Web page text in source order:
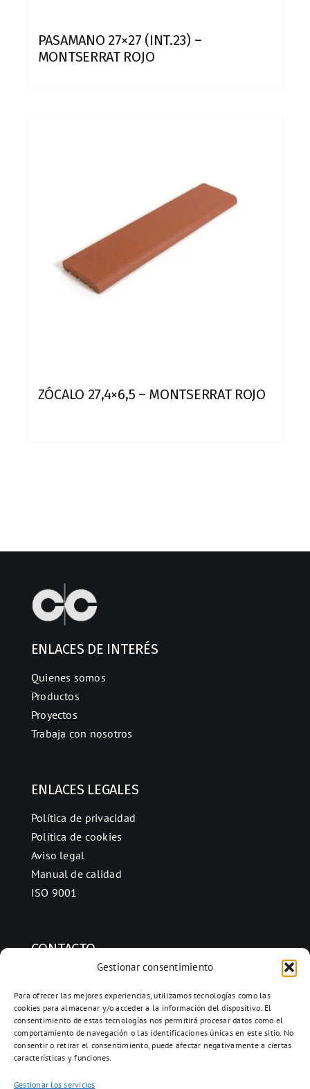
Gestionar consentimiento
Para ofrecer las mejores experiencias, utilizamos tecnologías como las
cookies para almacenar y/o acceder a la información del dispositivo. El
consentimiento de estas tecnologías nos permitirá procesar datos como el
comportamiento de navegación o las identificaciones únicas en este sitio. No
consentir o retirar el consentimiento, puede afectar negativamente a ciertas
características y funciones.
Gestionar los servicios
PASAMANO 27×27 (INT.23) –
MONTSERRAT ROJO
ZÓCALO 27,4×6,5 – MONTSERRAT ROJO
ENLACES DE INTERÉS
Quienes somos
Productos
Proyectos
Trabaja con nosotros
ENLACES LEGALES
Política de privacidad
Política de cookies
Aviso legal
Manual de calidad
ISO 9001
CONTACTO
08280 Calaf, Barcelona
938 69 82 50
info@ceramicascalaf.com